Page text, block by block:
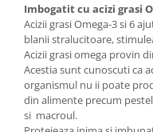
Imbogatit cu acizi grasi
Acizii grasi Omega-3 si 6
blanii stralucitoare,
Acizii grasi omega provin
Acestia sunt cunoscuti ca
organismul nu ii poate
din alimente precum
si macroul.